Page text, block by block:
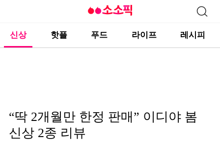
신상 핫플 푸드 라이프 레시피
“딱 2개월만 한정 판매” 이디야 봄
신상 2종 리뷰